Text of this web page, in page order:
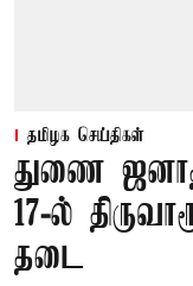
தமிழக செய்திகள்
துணை
17-ல்
தடை